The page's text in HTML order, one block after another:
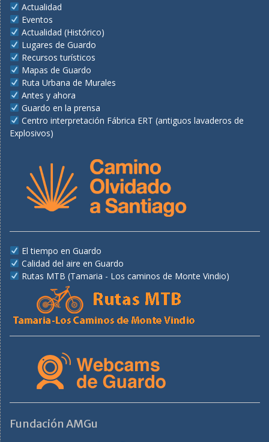
Actualidad
Eventos
Actualidad (Histórico)
Lugares de Guardo
Recursos turísticos
Mapas de Guardo
Ruta Urbana de Murales
Antes y ahora
Guardo en la prensa
Centro interpretación Fábrica ERT (antiguos lavaderos de
Explosivos)
El tiempo en Guardo
Calidad del aire en Guardo
Rutas MTB (Tamaria - Los caminos de Monte Vindio)
Fundación AMGu